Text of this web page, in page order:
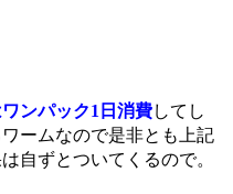
ンパック1日消費してし
ームなので是非とも上記
自ずとついてくるので。